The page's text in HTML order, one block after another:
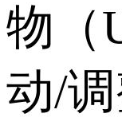
物（
动/